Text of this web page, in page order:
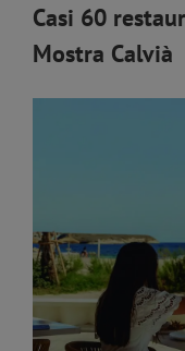
Casi 60
Mostra Calvià